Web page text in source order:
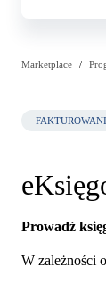
Marketplace
Prowadź
W zależności